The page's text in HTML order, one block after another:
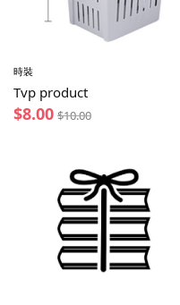
時裝
Tvp product
$8.00 $10.00